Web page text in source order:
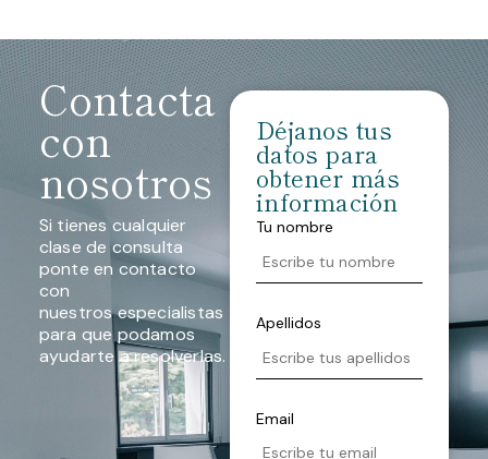
Contacta
con
nosotros
Si tienes cualquier
clase de consulta
ponte en contacto
con
nuestros especialistas
para que podamos
ayudarte a resolverlas.
Déjanos tus
datos para
obtener más
información
Tu nombre
Apellidos
Email